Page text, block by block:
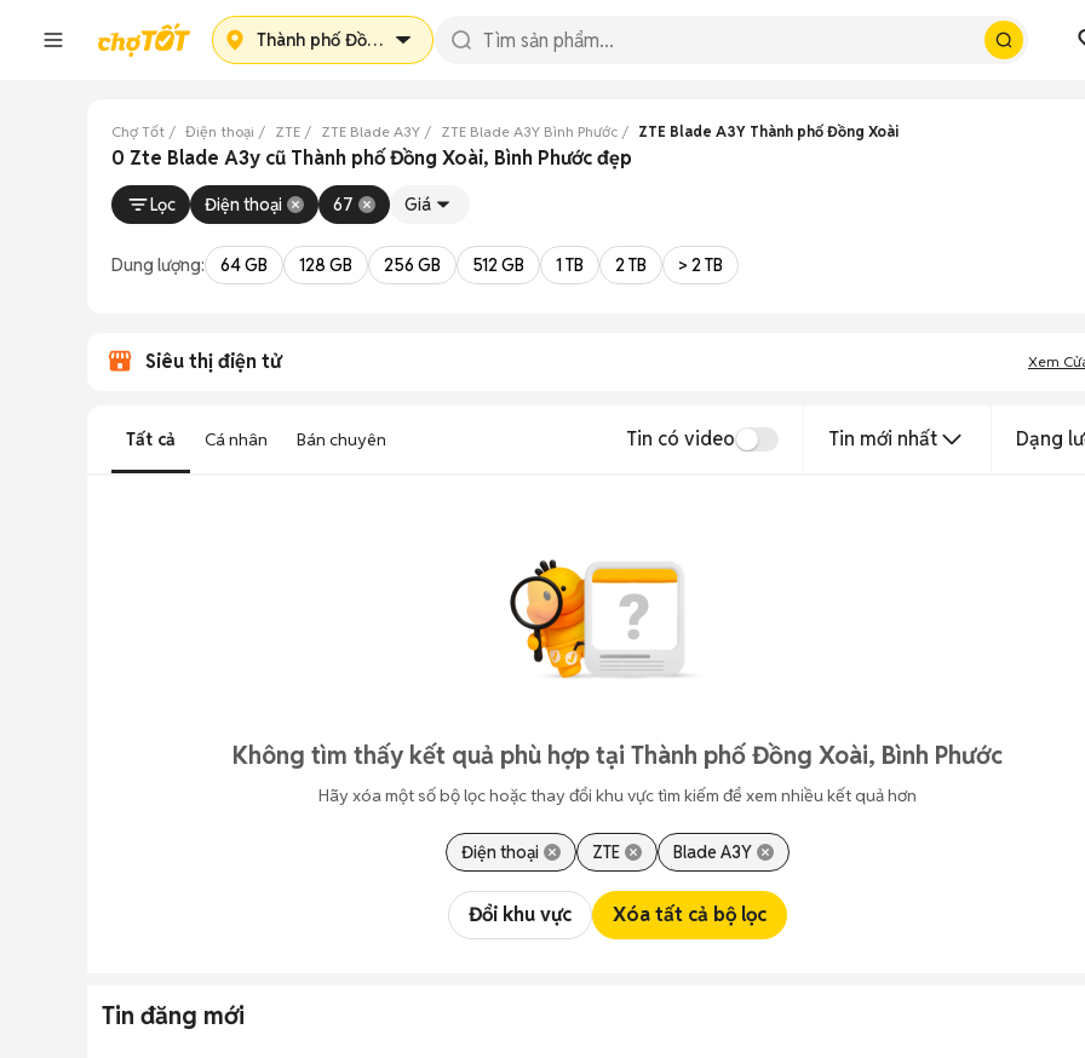
Thành phố Đồng Xoài
Chợ Tốt Điện thoại ZTE ZTE Blade A3Y ZTE Blade A3Y Bình Phước ZTE Blade A3Y Thành phố Đồng Xoài
0 Zte Blade A3y cũ Thành phố Đồng Xoài, Bình Phước đẹp
Lọc Điện thoại 67 Giá
Dung lượng: 64 GB 128 GB 256 GB 512 GB 1 TB 2 TB > 2 TB
Siêu thị điện tử Xem
Tất cả Cá nhân Bán chuyên Tin có video Tin mới nhất Dạng
Không tìm thấy kết quả phù hợp tại Thành phố Đồng Xoài, Bình Phước
Hãy xóa một số bộ lọc hoặc thay đổi khu vực tìm kiếm để xem nhiều kết quả hơn
Điện thoại ZTE Blade A3Y
Đổi khu vực Xóa tất cả bộ lọc
Tin đăng mới